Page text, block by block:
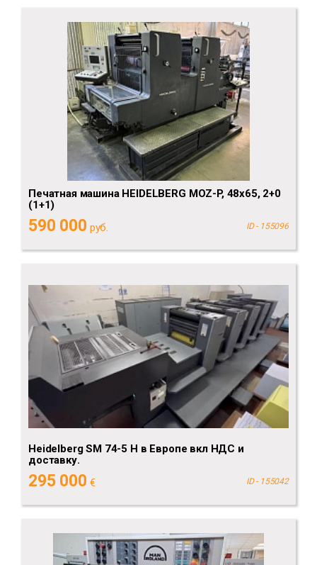
Печатная машина HEIDELBERG MOZ-P, 48x65, 2+0
(1+1)
590 000 руб. ID - 155096
Heidelberg SM 74-5 H в Европе вкл НДС и
доставку.
295 000 € ID - 155042